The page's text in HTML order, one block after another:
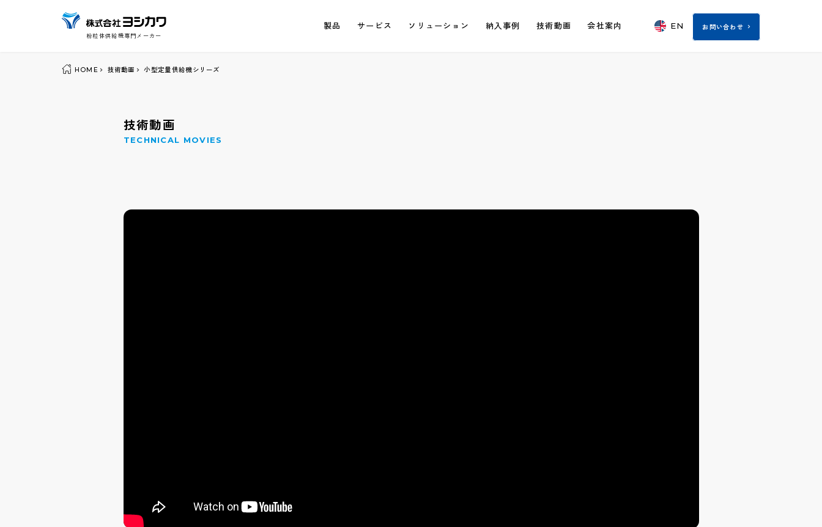
粉粒体供給機専門メーカー
製品 サービス ソリューション 納入事例 技術動画 会社案内 EN お問い合わせ
HOME 技術動画 小型定量供給機シリーズ
技術動画
TECHNICAL MOVIES